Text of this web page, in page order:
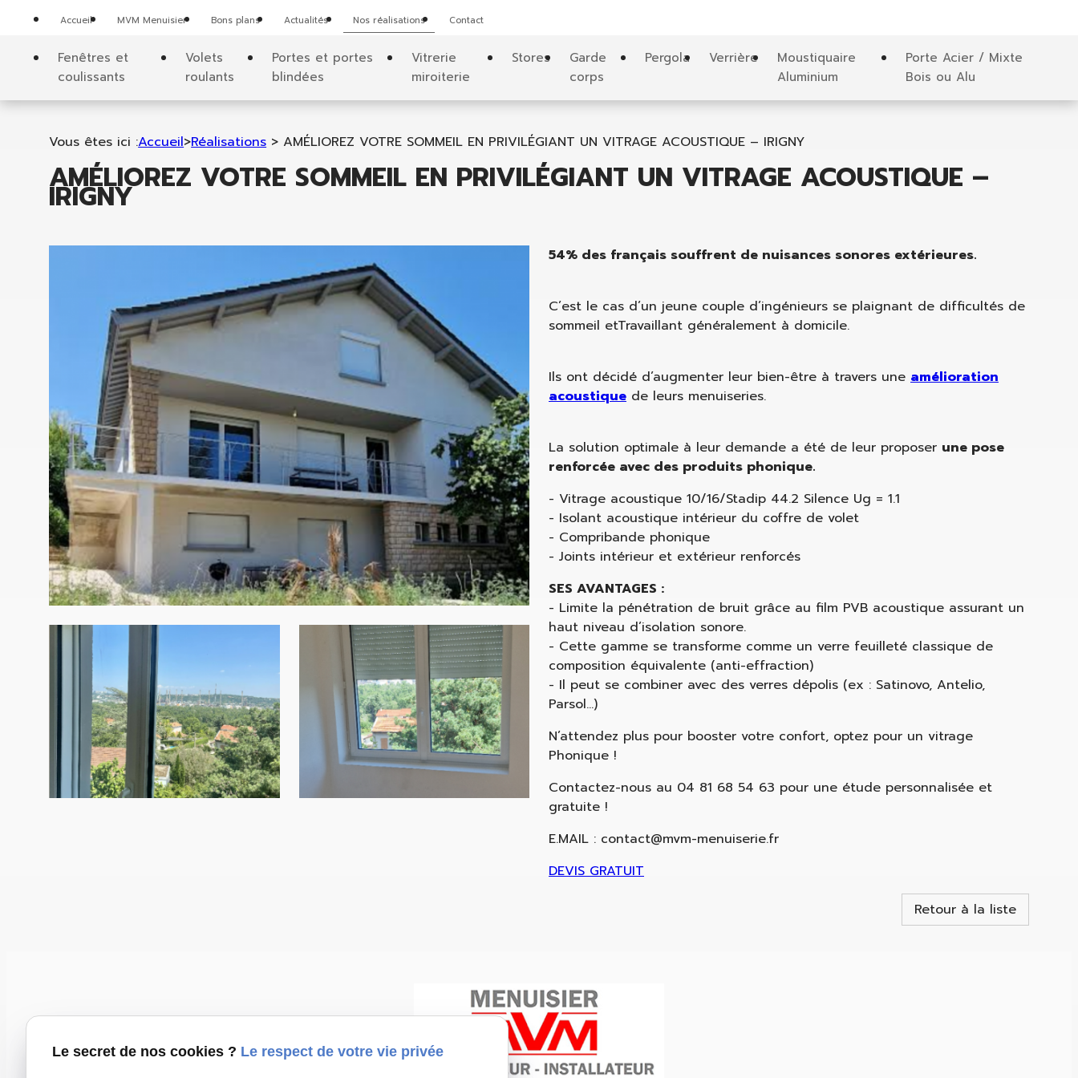
Accueil MVM Menuisier Bons plans Actualités Nos réalisations Contact
Fenêtres et
coulissants
Volets
roulants
Portes et portes
blindées
Vitrerie
miroiterie
Stores
Garde
corps
Pergola Verrière
Moustiquaire
Aluminium
Porte Acier / Mixte
Bois ou Alu
Vous êtes ici :Accueil>Réalisations> AMÉLIOREZ VOTRE SOMMEIL EN PRIVILÉGIANT UN VITRAGE ACOUSTIQUE – IRIGNY
AMÉLIOREZ VOTRE SOMMEIL EN PRIVILÉGIANT UN VITRAGE ACOUSTIQUE –
IRIGNY
54% des français souffrent de nuisances sonores extérieures.
C’est le cas d’un jeune couple d’ingénieurs se plaignant de difficultés de
sommeil etTravaillant généralement à domicile.
Ils ont décidé d’augmenter leur bien-être à travers une amélioration
acoustique de leurs menuiseries.
La solution optimale à leur demande a été de leur proposer une pose
renforcée avec des produits phonique.
- Vitrage acoustique 10/16/Stadip 44.2 Silence Ug = 1.1
- Isolant acoustique intérieur du coffre de volet
- Compribande phonique
- Joints intérieur et extérieur renforcés
SES AVANTAGES :
- Limite la pénétration de bruit grâce au film PVB acoustique assurant un
haut niveau d’isolation sonore.
- Cette gamme se transforme comme un verre feuilleté classique de
composition équivalente (anti-effraction)
- Il peut se combiner avec des verres dépolis (ex : Satinovo, Antelio,
Parsol…)
N’attendez plus pour booster votre confort, optez pour un vitrage
Phonique !
Contactez-nous au 04 81 68 54 63 pour une étude personnalisée et
gratuite !
E.MAIL : contact@mvm-menuiserie.fr
DEVIS GRATUIT
Retour à la liste
Le secret de nos cookies ? Le respect de votre vie privée